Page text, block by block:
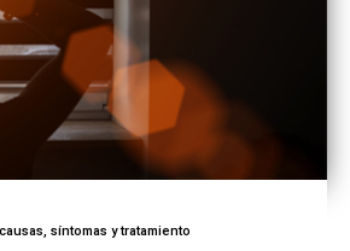
síntomas y tratamiento